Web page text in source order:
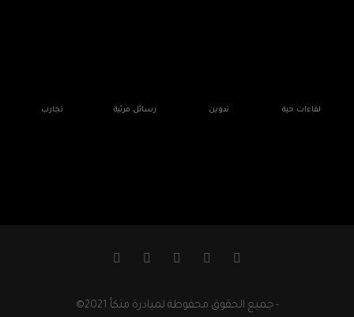
لقاءات حية تدوين رسائل مرئية تجارب
- جميع الحقوق محفوطة لمبادرة متكأ 2021©